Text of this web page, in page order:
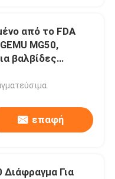
από το FDA
MG50,
βαλβίδες
μεγάλου
φαρμακευτικό,
επαφή
Διάφραγμα Για